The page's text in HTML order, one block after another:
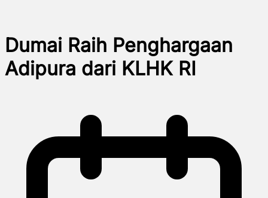
Dumai Raih Penghargaan
Adipura dari KLHK RI